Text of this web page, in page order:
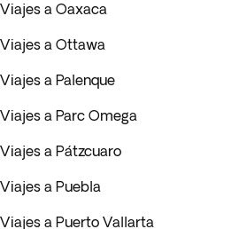
Viajes a Oaxaca
Viajes a Ottawa
Viajes a Palenque
Viajes a Parc Omega
Viajes a Pátzcuaro
Viajes a Puebla
Viajes a Puerto Vallarta